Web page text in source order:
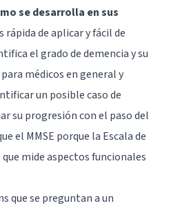
se desarrolla en sus
rápida de aplicar y fácil de
el grado de demencia y su
médicos en general y
un posible caso de
su progresión con el paso del
el MMSE porque la Escala de
mide aspectos funcionales
que se preguntan a un